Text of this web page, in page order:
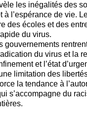
les inégalités des
à l’espérance de vie.
des écoles et des
du virus.
gouvernements
du virus et la
et l’état
limitation des
la tendance à
s’accompagne du